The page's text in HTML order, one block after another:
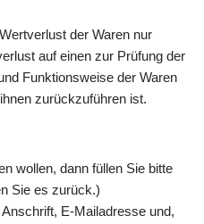
der Waren nur
auf einen zur Prüfung der
Funktionsweise der Waren
zurückzuführen ist.
wollen, dann füllen Sie bitte
Sie es zurück.)
E-Mailadresse und,